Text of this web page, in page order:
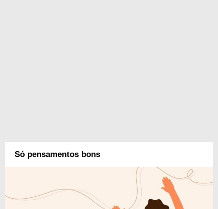
Só pensamentos bons